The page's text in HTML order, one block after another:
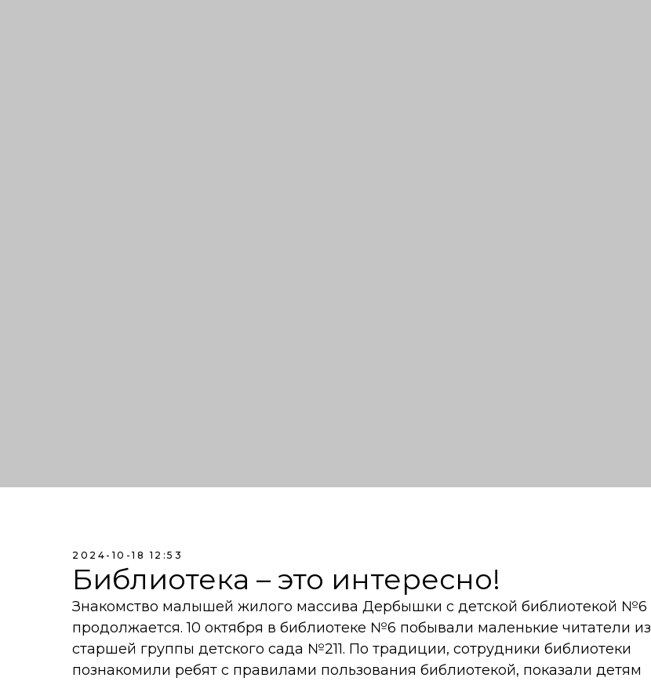
2024-10-18 12:53
Библиотека – это интересно!
Знакомство малышей жилого массива Дербышки с детской библиотекой №6
продолжается. 10 октября в библиотеке №6 побывали маленькие читатели из
старшей группы детского сада №211. По традиции, сотрудники библиотеки
познакомили ребят с правилами пользования библиотекой, показали детям